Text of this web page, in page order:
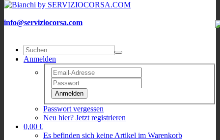
info@serviziocorsa.com
Anmelden
Anmelden
Passwort vergessen
Neu hier? Jetzt registrieren
0,00 €
Es befinden sich keine Artikel im Warenkorb